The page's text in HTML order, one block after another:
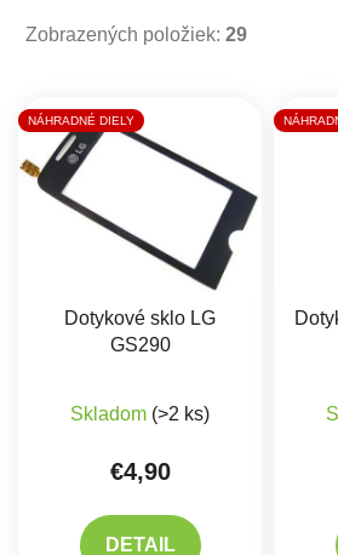
Zobrazených položiek: 29
Výpis produktov
NÁHRADNÉ DIELY
Dotykové sklo LG
GS290
Skladom (>2 ks)
€4,90
DETAIL